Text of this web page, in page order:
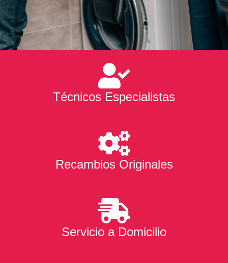
Técnicos Especialistas
Recambios Originales
Servicio a Domicilio